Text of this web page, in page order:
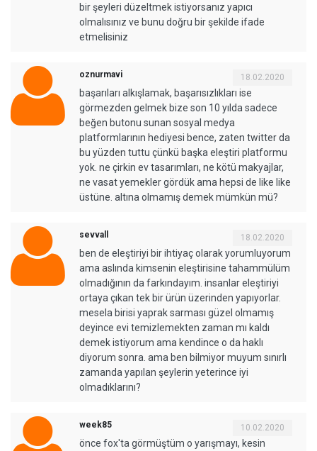
bir şeyleri düzeltmek istiyorsanız yapıcı
olmalısınız ve bunu doğru bir şekilde ifade
etmelisiniz
oznurmavi 18.02.2020
başarıları alkışlamak, başarısızlıkları ise
görmezden gelmek bize son 10 yılda sadece
beğen butonu sunan sosyal medya
platformlarının hediyesi bence, zaten twitter da
bu yüzden tuttu çünkü başka eleştiri platformu
yok. ne çirkin ev tasarımları, ne kötü makyajlar,
ne vasat yemekler gördük ama hepsi de like like
üstüne. altına olmamış demek mümkün mü?
sevvall 18.02.2020
ben de eleştiriyi bir ihtiyaç olarak yorumluyorum
ama aslında kimsenin eleştirisine tahammülüm
olmadığının da farkındayım. insanlar eleştiriyi
ortaya çıkan tek bir ürün üzerinden yapıyorlar.
mesela birisi yaprak sarması güzel olmamış
deyince evi temizlemekten zaman mı kaldı
demek istiyorum ama kendince o da haklı
diyorum sonra. ama ben bilmiyor muyum sınırlı
zamanda yapılan şeylerin yeterince iyi
olmadıklarını?
week85 10.02.2020
önce fox'ta görmüştüm o yarışmayı, kesin